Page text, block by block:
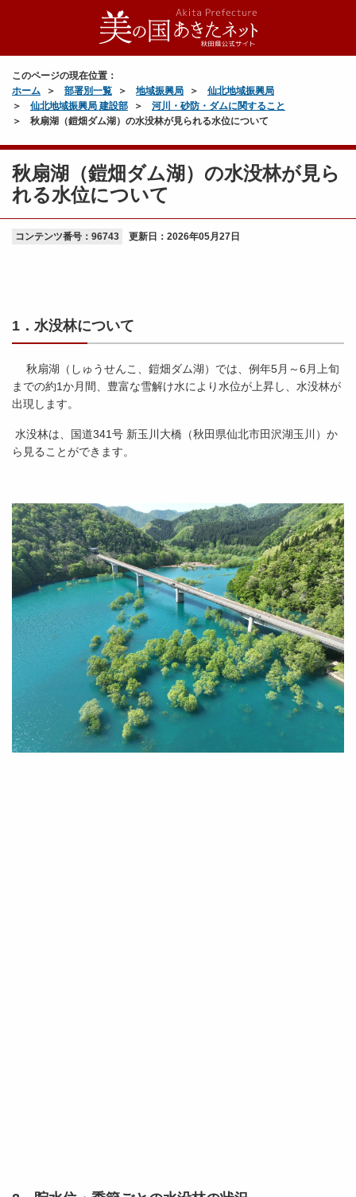
このページの現在位置：
ホーム
部署別一覧 地域振興局
仙北地域振興局
仙北地域振興局 建設部
河川・砂防・ダムに関すること
秋扇湖（鎧畑ダム湖）の水没林が見られる水位について
秋扇湖（鎧畑ダム湖）の水没林が見ら
れる水位について
コンテンツ番号：96743 更新日： 2026年05月27日
1．水没林について
秋扇湖（しゅうせんこ、鎧畑ダム湖）では、例年5月～6月上旬
までの約1か月間、豊富な雪解け水により水位が上昇し、水没林が
出現します。
水没林は、国道341号 新玉川大橋（秋田県仙北市田沢湖玉川）か
ら見ることができます。